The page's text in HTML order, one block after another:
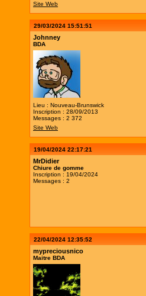
Site Web
29/03/2024 15:51:51
Johnney
BDA
Lieu : Nouveau-Brunswick
Inscription : 28/09/2013
Messages : 2 372
Site Web
19/04/2024 22:17:21
MrDidier
Chiure de gomme
Inscription : 19/04/2024
Messages : 2
22/04/2024 12:35:52
mypreciousnico
Maitre BDA